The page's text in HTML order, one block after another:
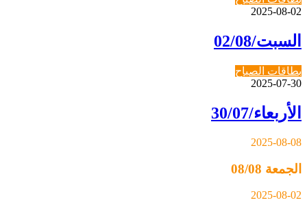
2025-08-02
السبت/02/08
بطاقات الصباح
2025-07-30
الأربعاء/30/07
2025-08-08
الجمعة 08/08
2025-08-02